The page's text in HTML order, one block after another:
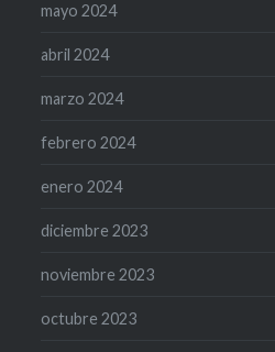
mayo 2024
abril 2024
marzo 2024
febrero 2024
enero 2024
diciembre 2023
noviembre 2023
octubre 2023